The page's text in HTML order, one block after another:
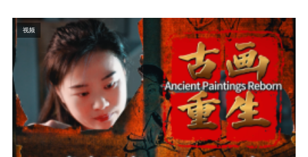
视频